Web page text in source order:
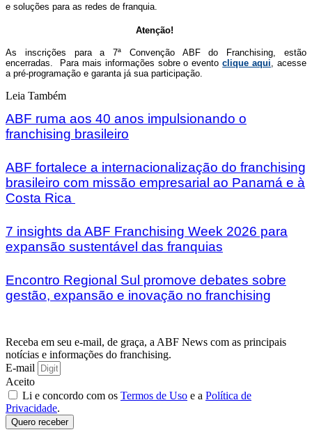
e soluções para as redes de franquia.
Atenção!
As inscrições para a 7ª Convenção ABF do Franchising, estão
encerradas.
Para mais informações sobre o eventoclique aqui, acesse
a pré-programação e garanta já sua participação.
Leia Também
ABF ruma aos 40 anos impulsionando o
franchising brasileiro
ABF fortalece a internacionalização do franchising
brasileiro com missão empresarial ao Panamá e à
Costa Rica
7 insights da ABF Franchising Week 2026 para
expansão sustentável das franquias
Encontro Regional Sul promove debates sobre
gestão, expansão e inovação no franchising
Receba em seu e-mail, de graça, a ABF News com as principais
notícias e informações do franchising.
E-mail
Aceito
Li e concordo com os Termos de Uso e a Política de
Privacidade.
Quero receber